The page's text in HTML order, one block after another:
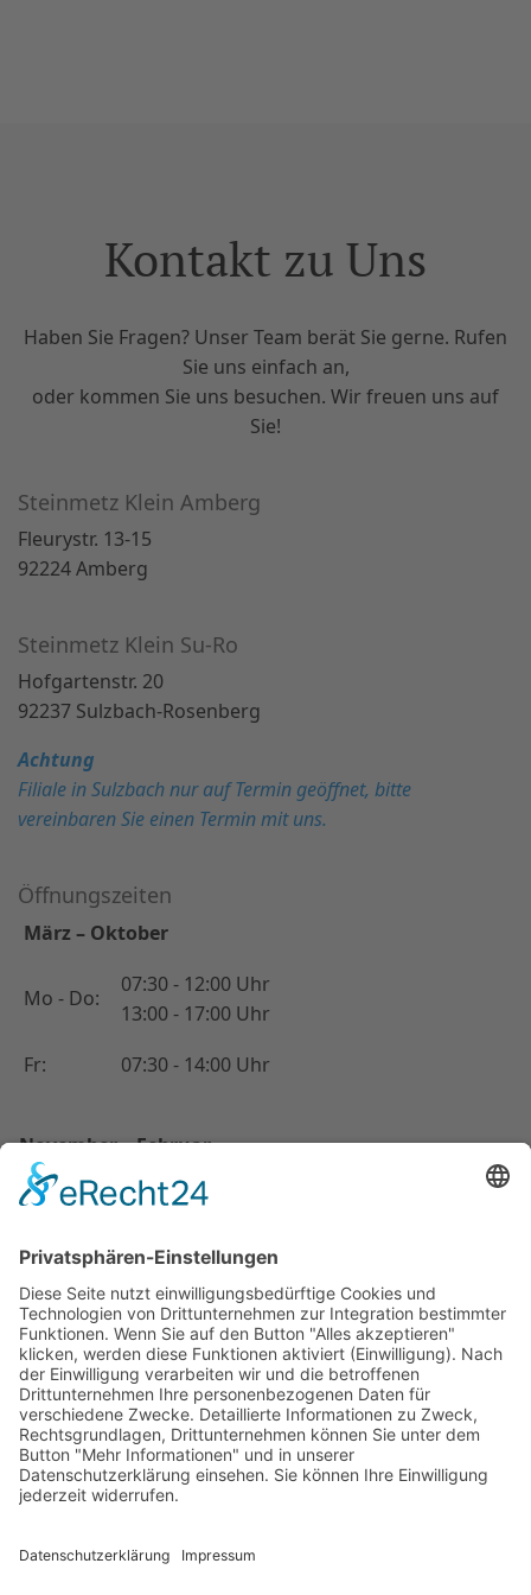
Kontakt zu Uns
Haben Sie Fragen? Unser Team berät Sie gerne. Rufen
Sie uns einfach an,
oder kommen Sie uns besuchen. Wir freuen uns auf
Sie!
Steinmetz Klein Amberg
Fleurystr. 13-15
92224 Amberg
Steinmetz Klein Su-Ro
Hofgartenstr. 20
92237 Sulzbach-Rosenberg
Achtung
Filiale in Sulzbach nur auf Termin geöffnet, bitte
vereinbaren Sie einen Termin mit uns.
Öffnungszeiten
März – Oktober
Mo - Do:
07:30 - 12:00 Uhr
13:00 - 17:00 Uhr
Fr:
07:30 - 14:00 Uhr
November – Februar
Mo - Do:
08:30 - 12:00 Uhr
08:30 - 14:00 Uhr
Kontakt
Tel.:
09621 - 121 51
Fax:
09621 - 424 05
amberg@steinmetz-klein.de